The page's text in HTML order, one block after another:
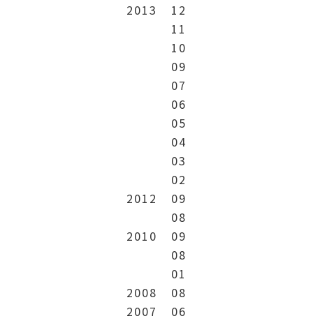
2013
12
11
10
09
07
06
05
04
03
02
2012
09
08
2010
09
08
01
2008
08
2007
06